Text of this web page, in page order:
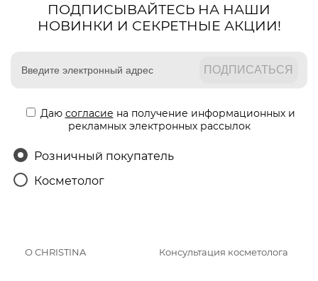
ПОДПИСЫВАЙТЕСЬ НА НАШИ
НОВИНКИ И СЕКРЕТНЫЕ АКЦИИ!
Даю согласие на получение информационных и
рекламных электронных рассылок
Розничный покупатель
Косметолог
О CHRISTINA Консультация косметолога